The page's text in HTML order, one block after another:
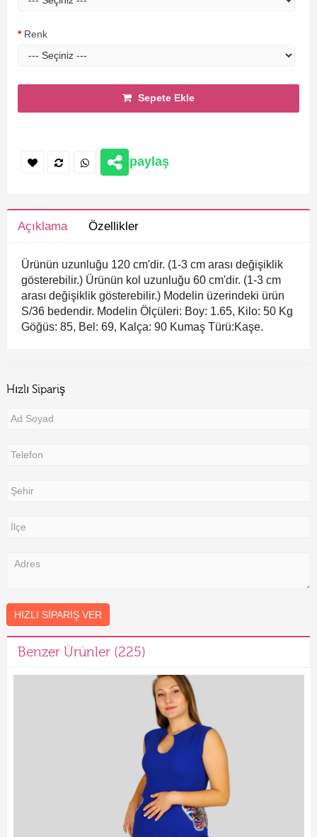
Renk
Sepete Ekle
paylaş
Açıklama Özellikler
Ürünün uzunluğu 120 cm'dir. (1-3 cm arası değişiklik
gösterebilir.) Ürünün kol uzunluğu 60 cm'dir. (1-3 cm
arası değişiklik gösterebilir.) Modelin üzerindeki ürün
S/36 bedendir. Modelin Ölçüleri: Boy: 1.65, Kilo: 50 Kg
Göğüs: 85, Bel: 69, Kalça: 90 Kumaş Türü:Kaşe.
Hızlı Sipariş
HIZLI SIPARIŞ VER
Benzer Ürünler (225)